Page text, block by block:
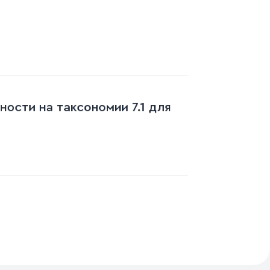
на таксономии 7.1 для